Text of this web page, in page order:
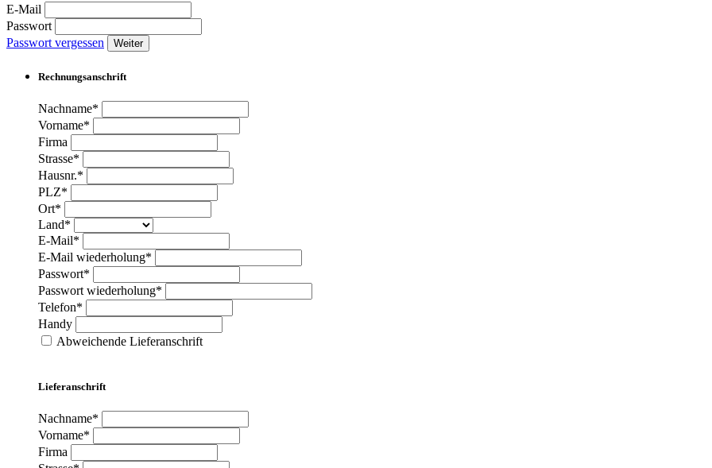
E-Mail
Passwort
Passwort vergessen
Weiter
Rechnungsanschrift
Nachname*
Vorname*
Firma
Strasse*
Hausnr.*
PLZ*
Ort*
Land*
E-Mail*
E-Mail wiederholung*
Passwort*
Passwort wiederholung*
Telefon*
Handy
Abweichende Lieferanschrift
Lieferanschrift
Nachname*
Vorname*
Firma